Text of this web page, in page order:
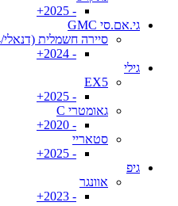
- 2025+
גי.אם.סי GMC
סיירה חשמלית (דנאלי/AT4)
- 2024+
גילי
EX5
- 2025+
גאומטרי C
- 2020+
סטאריי
- 2025+
גיפ
אוונגר
- 2023+